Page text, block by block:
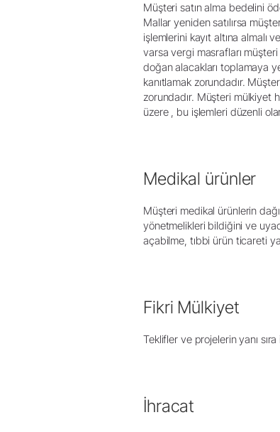
Müşteri satın alma bedelini
Mallar yeniden satılırsa
işlemlerini kayıt altına
varsa vergi masrafları
doğan alacakları toplamaya
kanıtlamak zorundadır.
zorundadır. Müşteri mülkiyet
üzere , bu işlemleri düzenli
Medikal ürünler
Müşteri medikal ürünlerin
yönetmelikleri bildiğini ve
açabilme, tıbbi ürün ticareti
Fikri Mülkiyet
Teklifler ve projelerin yanı
İhracat